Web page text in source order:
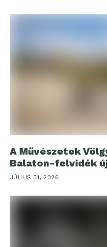
A Művészetek
Balaton-felvidék
JÚLIUS 31, 2026